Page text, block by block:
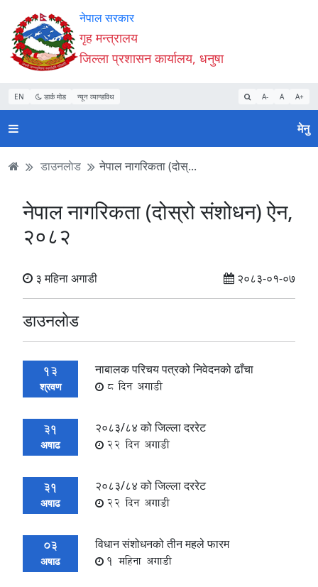
Accessibility
Mode
सुरु
गर्नुहोस्
सामाग्री
पढ्नुहाेस्
नेभिगेसन
पढ्नुहाेस्
वेबसाइट
खोजमा
जानुहोस्
नेपाल सरकार
गृह मन्त्रालय
जिल्ला प्रशासन कार्यालय, धनुषा
EN डार्क मोड न्यून व्यान्डविथ A- A A+
मेनु
डाउनलाेड नेपाल नागरिकता (दोस्...
नेपाल नागरिकता (दोस्रो संशोधन) ऐन,
२०८२
३ महिना अगाडी २०८३-०१-०७
डाउनलाेड
13
श्रवण
नाबालक परिचय पत्रको निवेदनको ढाँचा
8 दिन अगाडी
31
अषाढ
२०८३/८४ को जिल्ला दररेट
22 दिन अगाडी
31
अषाढ
२०८३/८४ को जिल्ला दररेट
22 दिन अगाडी
03
अषाढ
विधान संशोधनको तीन महले फारम
1 महिना अगाडी